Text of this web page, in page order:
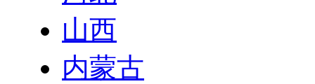
山西
内蒙古